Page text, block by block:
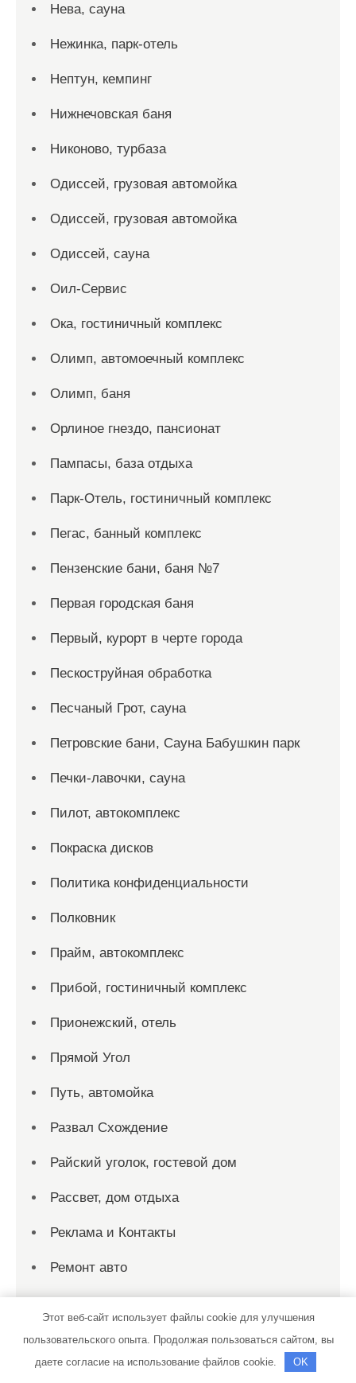
Нева, сауна
Нежинка, парк-отель
Нептун, кемпинг
Нижнечовская баня
Никоново, турбаза
Одиссей, грузовая автомойка
Одиссей, грузовая автомойка
Одиссей, сауна
Оил-Сервис
Ока, гостиничный комплекс
Олимп, автомоечный комплекс
Олимп, баня
Орлиное гнездо, пансионат
Пампасы, база отдыха
Парк-Отель, гостиничный комплекс
Пегас, банный комплекс
Пензенские бани, баня №7
Первая городская баня
Первый, курорт в черте города
Пескоструйная обработка
Песчаный Грот, сауна
Петровские бани, Сауна Бабушкин парк
Печки-лавочки, сауна
Пилот, автокомплекс
Покраска дисков
Политика конфиденциальности
Полковник
Прайм, автокомплекс
Прибой, гостиничный комплекс
Прионежский, отель
Прямой Угол
Путь, автомойка
Развал Схождение
Райский уголок, гостевой дом
Рассвет, дом отдыха
Реклама и Контакты
Ремонт авто
Ремонт Выхлопных Систем
Русалка, гостиничный комплекс
Этот веб-сайт использует файлы cookie для улучшения
пользовательского опыта. Продолжая пользоваться сайтом, вы
даете согласие на использование файлов cookie.
OK